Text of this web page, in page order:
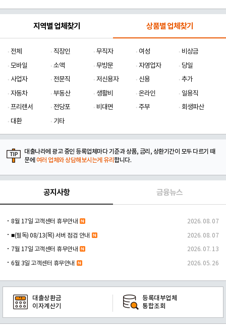
지역별 업체찾기 상품별 업체찾기
전체 직장인 무직자 여성
비상금
모바일
소액 무방문 자영업자
당일
사업자
전문직 저신용자 신용
추가
자동차
부동산 생활비 온라인
일용직
프리랜서
전당포 비대면 주부
회생파산
대환
기타
대출나라에 광고 중인 등록업체마다 기준과 상품, 금리, 상환기간이 모두 다르기 때
문에 여러 업체와 상담해보시는게 유리합니다.
공지사항 금융뉴스
8월 17일 고객센터 휴무안내 2026. 08. 07
■(필독) 08/13(목) 서버 점검 안내 2026. 08. 07
7월 17일 고객센터 휴무안내 2026. 07. 13
6월 3일 고객센터 휴무안내 2026. 05. 26
대출상환금
이자계산기
등록대부업체
통합조회